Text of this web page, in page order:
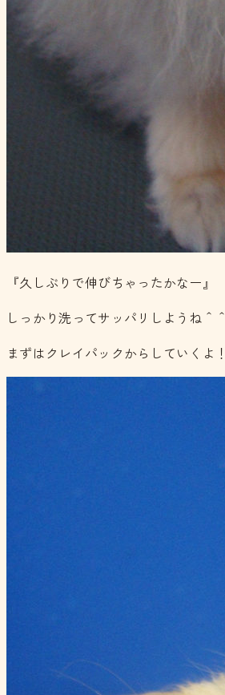
『久しぶりで伸びちゃったかなー』
しっかり洗ってサッパリしようね＾＾
まずはクレイパックからしていくよ！